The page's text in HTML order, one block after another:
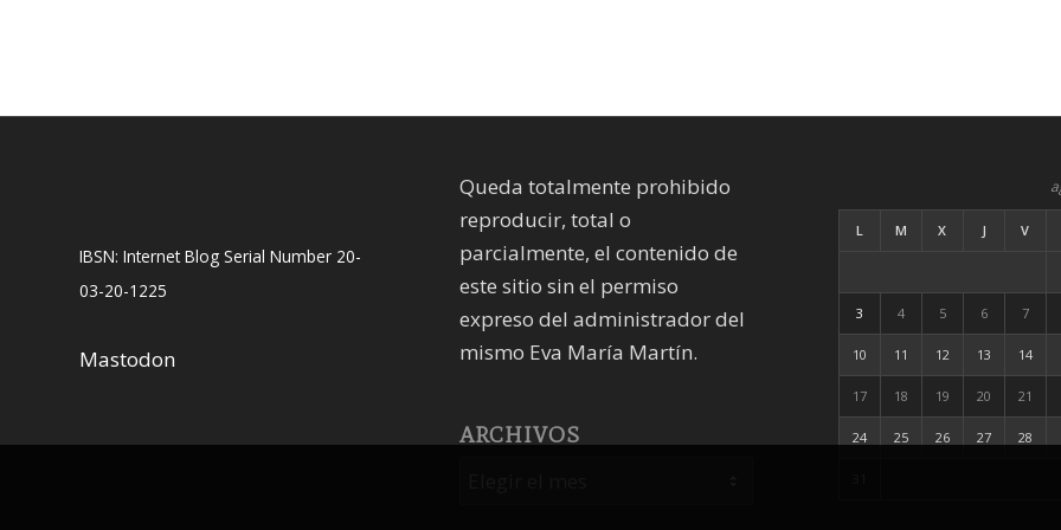
IBSN: Internet Blog Serial Number 20-
03-20-1225
Mastodon
Queda totalmente prohibido
reproducir, total o
parcialmente, el contenido de
este sitio sin el permiso
expreso del administrador del
mismo Eva María Martín.
ARCHIVOS
L M X J V
3 4 5 6 7
10 11 12 13 14
17 18 19 20 21
24 25 26 27 28